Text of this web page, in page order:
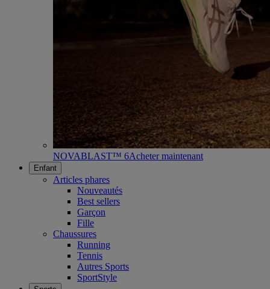
NOVABLAST™ 6Acheter maintenant
Enfant
Articles phares
Nouveautés
Best sellers
Garçon
Fille
Chaussures
Running
Tennis
Autres Sports
SportStyle